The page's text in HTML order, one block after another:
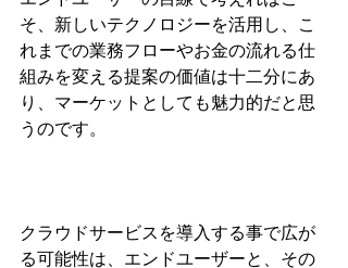
そ、新しいテクノロジーを活用し、こ
れまでの業務フローやお金の流れる仕
組みを変える提案の価値は十二分にあ
り、マーケットとしても魅力的だと思
うのです。
クラウドサービスを導入する事で広が
る可能性は、エンドユーザーと、その